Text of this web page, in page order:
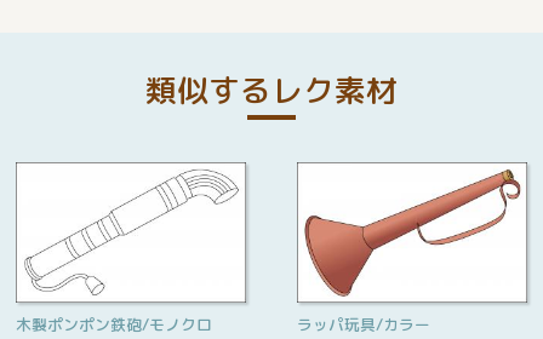
類似するレク素材
木製ポンポン鉄砲/モノクロ ラッパ玩具/カラー